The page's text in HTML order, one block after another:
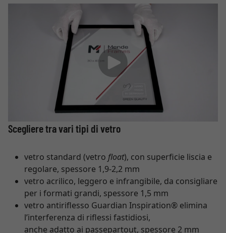
Scegliere tra vari tipi di vetro
vetro standard (vetro float), con superficie liscia e
regolare, spessore 1,9-2,2 mm
vetro acrilico, leggero e infrangibile, da consigliare
per i formati grandi, spessore 1,5 mm
vetro antiriflesso Guardian Inspiration® elimina
l’interferenza di riflessi fastidiosi,
anche adatto ai passepartout, spessore 2 mm